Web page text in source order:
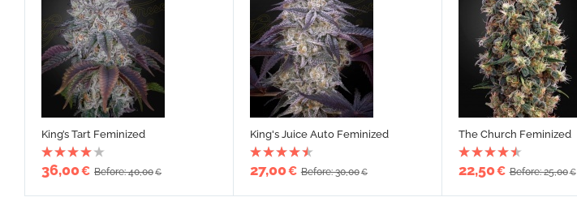
King’s Tart Feminized
36,00€ Before: 40,00€
King's Juice Auto Feminized
27,00€ Before: 30,00€
The Church Feminized
22,50€ Before: 25,00€